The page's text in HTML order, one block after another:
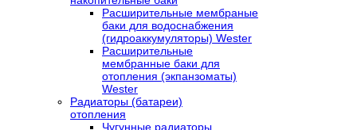
Расширительные мембраные
баки для водоснабжения
(гидроаккумуляторы) Wester
Расширительные
мембранные баки для
отопления (экпанзоматы)
Wester
Радиаторы (батареи)
отопления
Чугунные радиаторы